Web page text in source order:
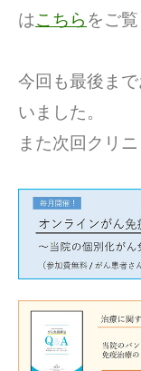
はこちら をご覧
今回も最後ま
いました。
また次回クリ